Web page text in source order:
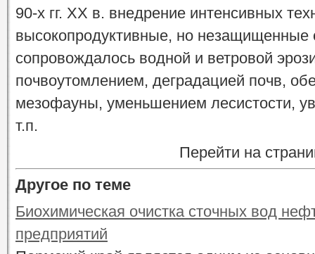
90-х гг. XX в. внедрение интенсивных
высокопродуктивные, но незащищенные
сопровождалось водной и ветровой
почвоутомлением, деградацией почв,
мезофауны, уменьшением лесистости,
т.п.
Перейти на
Другое по теме
Биохимическая очистка сточных вод
предприятий